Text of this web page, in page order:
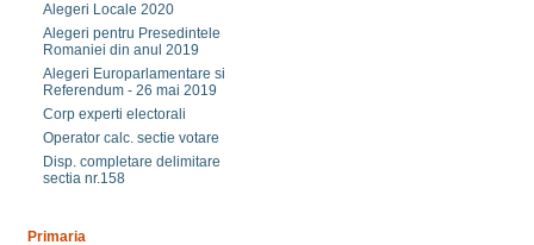
Alegeri Locale 2020
Alegeri pentru Presedintele
Romaniei din anul 2019
Alegeri Europarlamentare si
Referendum - 26 mai 2019
Corp experti electorali
Operator calc. sectie votare
Disp. completare delimitare
sectia nr.158
Primaria